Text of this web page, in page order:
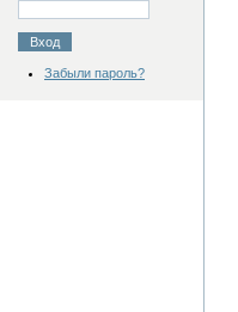
Забыли пароль?